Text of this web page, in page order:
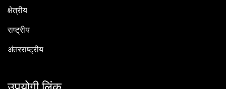
क्षेत्रीय
राष्ट्रीय
अंतरराष्ट्रीय